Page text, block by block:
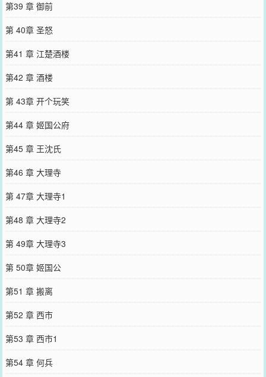
第39 章 御前
第 40章 圣怒
第41 章 江楚酒楼
第42 章 酒楼
第 43章 开个玩笑
第44 章 姬国公府
第45 章 王沈氏
第46 章 大理寺
第 47章 大理寺1
第48 章 大理寺2
第 49章 大理寺3
第 50章 姬国公
第51 章 搬离
第52 章 西市
第53 章 西市1
第54 章 何兵